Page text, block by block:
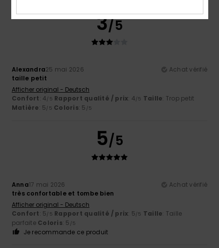
3/5
Alexandra25 mai 2026
Achat vérifié
taille petit
Afficher original - Deutsch
Confort: 4/5 Rapport qualité / prix: 4/5 Taille: Trop petit
Matière: 5/5 Coloris: 5 /5
5/5
Anna17 mai 2026
Achat vérifié
très confortable et tombe bien
Afficher original - Deutsch
Confort: 5/5 Rapport qualité / prix: 5/5 Taille: Taille
parfaite Coloris: 5 /5
Je recommande ce produit